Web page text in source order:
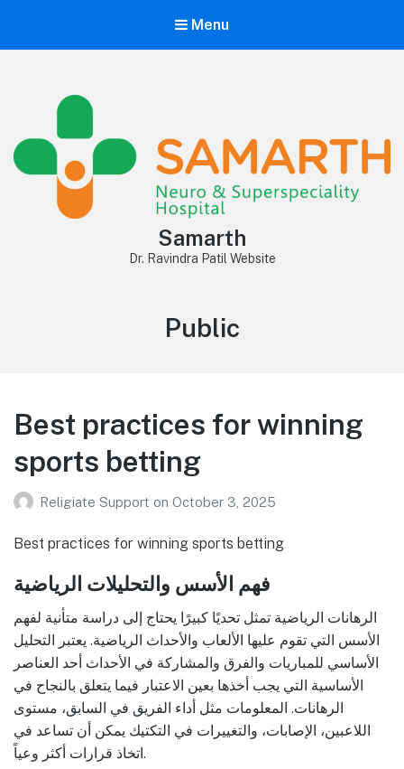
Menu
Samarth
Dr. Ravindra Patil Website
Category:
Public
Best practices for winning
sports betting
Religiate Support on October 3, 2025
Best practices for winning sports betting
فهم الأسس والتحليلات الرياضية
الرهانات الرياضية تمثل تحديًا كبيرًا يحتاج إلى دراسة متأنية لفهم
الأسس التي تقوم عليها الألعاب والأحداث الرياضية. يعتبر التحليل
الأساسي للمباريات والفرق والمشاركة في الأحداث أحد العناصر
الأساسية التي يجب أخذها بعين الاعتبار فيما يتعلق بالنجاح في
الرهانات. المعلومات مثل أداء الفريق في السابق، مستوى
اللاعبين، الإصابات، والتغييرات في التكتيك يمكن أن تساعد في
اتخاذ قرارات أكثر وعياً.